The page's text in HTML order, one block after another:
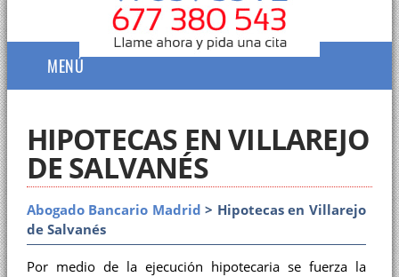
MENÚ
HIPOTECAS EN VILLAREJO
DE SALVANÉS
Abogado Bancario Madrid > Hipotecas en Villarejo
de Salvanés
Por medio de la ejecución hipotecaria se fuerza la